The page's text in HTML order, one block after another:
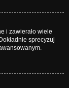
i zawierało wiele
sprecyzuj